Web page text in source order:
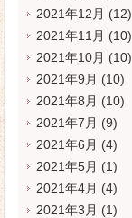
2021年12月 (12)
2021年11月 (10)
2021年10月 (10)
2021年9月 (10)
2021年8月 (10)
2021年7月 (9)
2021年6月 (4)
2021年5月 (1)
2021年4月 (4)
2021年3月 (1)